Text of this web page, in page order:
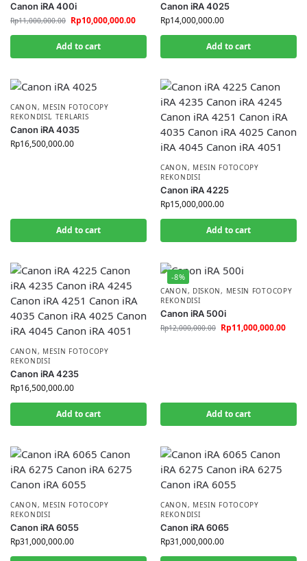
Canon iRA 400i
Rp11,000,000.00 Rp10,000,000.00
Add to cart
Canon iRA 4025
Rp14,000,000.00
Add to cart
CANON, MESIN FOTOCOPY
REKONDISI, TERLARIS
Canon iRA 4035
Rp16,500,000.00
Add to cart
CANON, MESIN FOTOCOPY
REKONDISI
Canon iRA 4225
Rp15,000,000.00
Add to cart
CANON, MESIN FOTOCOPY
REKONDISI
Canon iRA 4235
Rp16,500,000.00
Add to cart
-8%
CANON, DISKON, MESIN FOTOCOPY
REKONDISI
Canon iRA 500i
Rp12,000,000.00 Rp11,000,000.00
Add to cart
CANON, MESIN FOTOCOPY
REKONDISI
Canon iRA 6055
Rp31,000,000.00
CANON, MESIN FOTOCOPY
REKONDISI
Canon iRA 6065
Rp31,000,000.00